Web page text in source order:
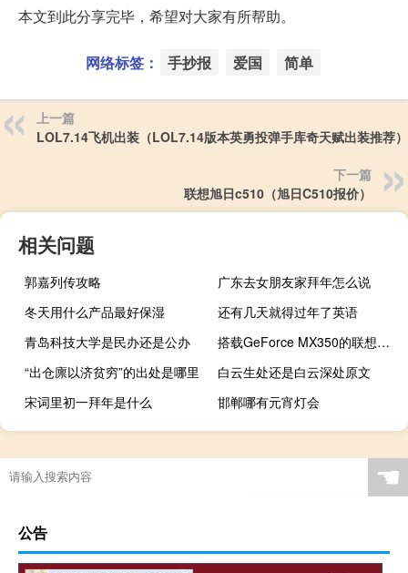
本文到此分享完毕，希望对大家有所帮助。
网络标签： 手抄报 爱国 简单
上一篇
LOL7.14飞机出装（LOL7.14版本英勇投弹手库奇天赋出装推荐）
下一篇
联想旭日c510（旭日C510报价）
相关问题
郭嘉列传攻略
广东去女朋友家拜年怎么说
冬天用什么产品最好保湿
还有几天就得过年了英语
青岛科技大学是民办还是公办
搭载GeForce MX350的联想Pro 13
“出仓廪以济贫穷”的出处是哪里
白云生处还是白云深处原文
宋词里初一拜年是什么
邯郸哪有元宵灯会
☚
公告